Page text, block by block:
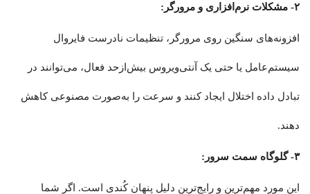
۲- مشکلات نرم‌افزاری و مرورگر:
افزونه‌های سنگین روی مرورگر، تنظیمات نادرست فایروال
سیستم‌عامل یا حتی یک آنتی‌ویروس بیش‌ازحد فعال، می‌توانند در
تبادل داده اختلال ایجاد کنند و سرعت را به‌صورت مصنوعی کاهش
دهند.
۳- گلوگاه سمت سرور:
این مورد مهم‌ترین و رایج‌ترین دلیل پنهان کُندی است. اگر شما